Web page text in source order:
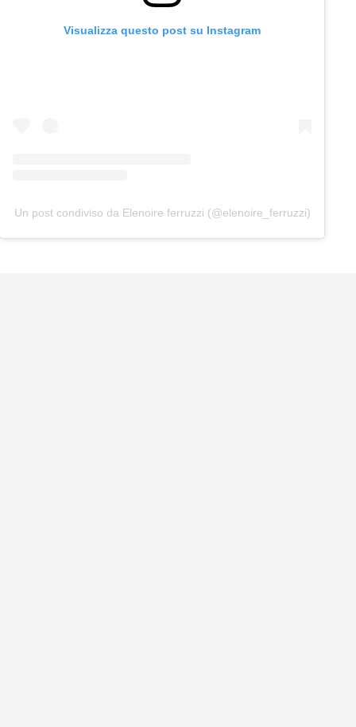
Visualizza questo post su Instagram
Un post condiviso da Elenoire ferruzzi (@elenoire_ferruzzi)